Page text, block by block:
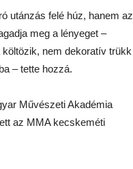
utánzás felé húz, hanem az
meg a lényeget –
nem dekoratív trükk
– tette hozzá.
Művészeti Akadémia
az MMA kecskeméti